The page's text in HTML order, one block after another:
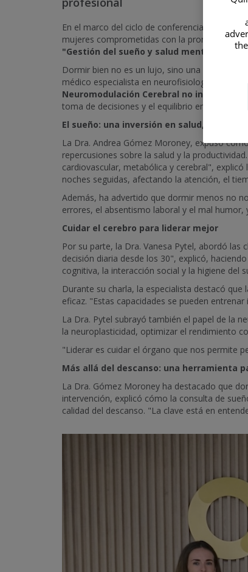
En el marco del ciclo de conferencias que
mujeres comprometidas con la promoción
"Gestión del sueño y salud mental-
Dormir bien no es un lujo, sino una
médico especialista en neurofisiología clínica
Neuromodulación Cerebral no invasiva del
toma de decisiones y el equilibrio emocional,
El sueño: una inversión en salud, futuro y
La Dra. Andrea Gómez Moroney, expuso
repercusiones sobre la salud y la
cardiovascular, metabólica y cerebral",
noches seguidas, afectando la atención, el
Además, ha advertido que dormir menos no
errores, el absentismo laboral y el mal
Cuidar el cerebro para liderar mejor
Por su parte, la Dra. Vanesa Pytel, abordó las
decisión diaria desde los 30", explicó,
cognitiva, la interacción social y la higiene del
Durante su charla, la especialista destacó
eficaz. "Estas capacidades se pueden
La Dra. Pytel subrayó también el papel de la
la neuroplasticidad, optimizar el rendimiento
"Liderar es cuidar el órgano que nos permite
Más allá del descanso: una herramienta
La Dra. Gómez Moroney ha destacado que
intervención, explicó cómo la consulta de
calidad del descanso. "La clave está en